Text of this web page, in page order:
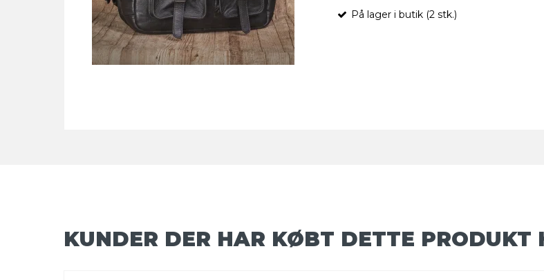
På lager i butik (2 stk.)
KUNDER DER HAR KØBT DETTE PRODUKT